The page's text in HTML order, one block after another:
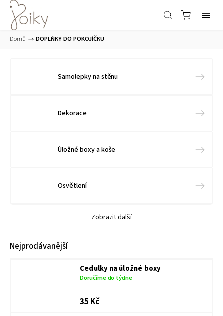
Domů / DOPLŇKY DO POKOJÍČKU
Samolepky na stěnu
Dekorace
Úložné boxy a koše
Osvětlení
Zobrazit další
Nejprodávanější
Cedulky na úložné boxy
Doručíme do týdne
35 Kč